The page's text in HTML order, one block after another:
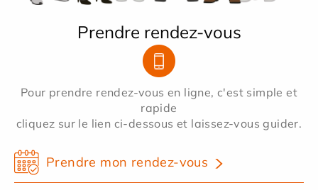
Prendre rendez-vous
Pour prendre rendez-vous en ligne, c'est simple et
rapide
cliquez sur le lien ci-dessous et laissez-vous guider.
Prendre mon rendez-vous